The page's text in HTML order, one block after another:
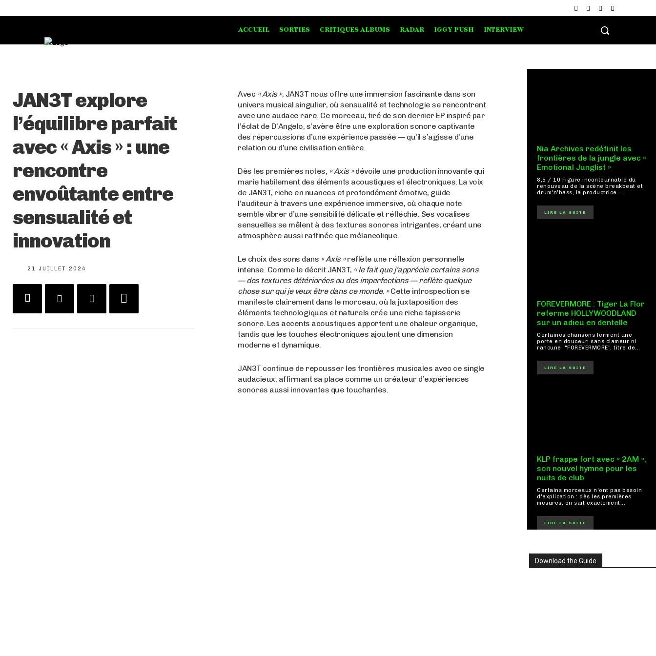
ACCUEIL SORTIES CRITIQUES ALBUMS RADAR IGGY PUSH INTERVIEW
JAN3T explore
l’équilibre parfait
avec « Axis » : une
rencontre
envoûtante entre
sensualité et
innovation
21 JUILLET 2024
Avec « Axis », JAN3T nous offre une immersion fascinante dans son
univers musical singulier, où sensualité et technologie se rencontrent
avec une audace rare. Ce morceau, tiré de son dernier EP inspiré par
l’éclat de D’Angelo, s’avère être une exploration sonore captivante
des répercussions d’une expérience passée — qu’il s’agisse d’une
relation ou d’une civilisation entière.
Dès les premières notes, « Axis »dévoile une production innovante qui
marie habilement des éléments acoustiques et électroniques. La voix
de JAN3T, riche en nuances et profondément émotive, guide
l’auditeur à travers une expérience immersive, où chaque note
semble vibrer d’une sensibilité délicate et réfléchie. Ses vocalises
sensuelles se mêlent à des textures sonores intrigantes, créant une
atmosphère aussi raffinée que mélancolique.
Le choix des sons dans « Axis »reflète une réflexion personnelle
intense. Comme le décrit JAN3T, « le fait que j’apprécie certains sons
— des textures détériorées ou des imperfections — reflète quelque
chose sur qui je veux être dans ce monde. »Cette introspection se
manifeste clairement dans le morceau, où la juxtaposition des
éléments technologiques et naturels crée une riche tapisserie
sonore. Les accents acoustiques apportent une chaleur organique,
tandis que les touches électroniques ajoutent une dimension
moderne et dynamique.
JAN3T continue de repousser les frontières musicales avec ce single
audacieux, affirmant sa place comme un créateur d’expériences
sonores aussi innovantes que touchantes.
Nia Archives redéfinit les
frontières de la jungle avec «
Emotional Junglist »
8,5 / 10 Figure incontournable du
renouveau de la scène breakbeat et
drum'n'bass, la productrice...
LIRE LA SUITE
FOREVERMORE : Tiger La Flor
referme HOLLYWOODLAND
sur un adieu en dentelle
Certaines chansons ferment une
porte en douceur, sans clameur ni
rancune. "FOREVERMORE", titre de...
LIRE LA SUITE
KLP frappe fort avec « 2AM »,
son nouvel hymne pour les
nuits de club
Certains morceaux n'ont pas besoin
d'explication : dès les premières
mesures, on sait exactement...
LIRE LA SUITE
Download the Guide